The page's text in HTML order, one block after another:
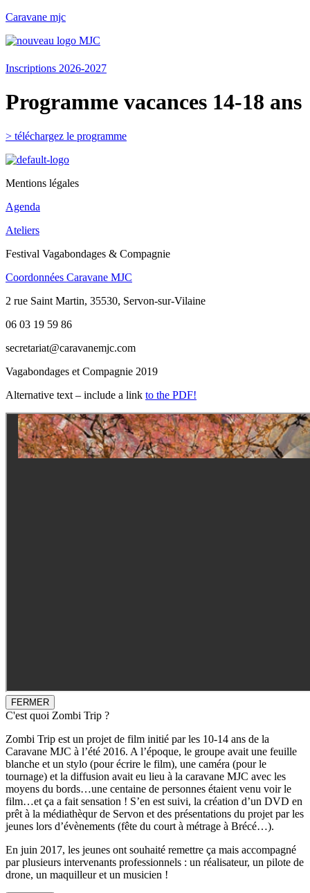
Caravane mjc
Inscriptions 2026-2027
Programme vacances 14-18 ans
> téléchargez le programme
Mentions légales
Agenda
Ateliers
Festival Vagabondages & Compagnie
Coordonnées Caravane MJC
2 rue Saint Martin, 35530, Servon-sur-Vilaine
06 03 19 59 86
secretariat@caravanemjc.com
Vagabondages et Compagnie 2019
Alternative text – include a link to the PDF!
FERMER
C'est quoi Zombi Trip ?
Zombi Trip est un projet de film initié par les 10-14 ans de la
Caravane MJC à l’été 2016. A l’époque, le groupe avait une feuille
blanche et un stylo (pour écrire le film), une caméra (pour le
tournage) et la diffusion avait eu lieu à la caravane MJC avec les
moyens du bords…une centaine de personnes étaient venu voir le
film…et ça a fait sensation ! S’en est suivi, la création d’un DVD en
prêt à la médiathèqur de Servon et des présentations du projet par les
jeunes lors d’évènements (fête du court à métrage à Brécé…).
En juin 2017, les jeunes ont souhaité remettre ça mais accompagné
par plusieurs intervenants professionnels : un réalisateur, un pilote de
drone, un maquilleur et un musicien !